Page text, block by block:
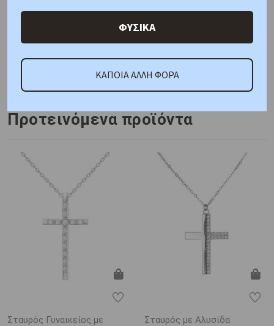
ΚΑΤΟΠΙΝ ΠΑΡΑΓΓΕΛΙΑΣ
Μέταλλο : Λευκόχρυσος
K14
Φινίρισμα : Λουστρέ
Βάρος : 0,8 gr
Πιστοποίηση : Κοτσώνης
Προτεινόμενα προϊόντα
Σταυρός Γυναικείος με
Σταυρός με Αλυσίδα
ΦΥΣΙΚΑ
ΚΑΠΟΙΑ ΑΛΛΗ ΦΟΡΑ